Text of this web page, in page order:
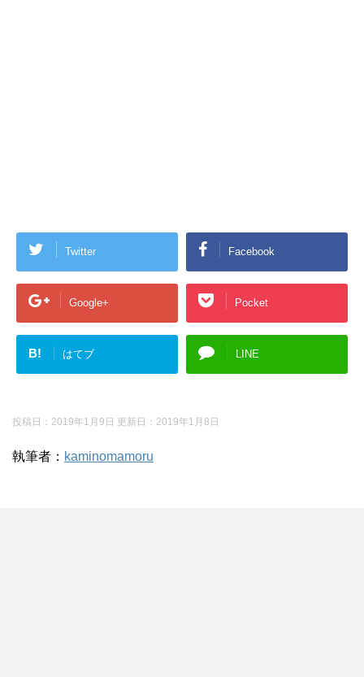
Twitter Facebook
Google+ Pocket
B! はてブ LINE
投稿日：2019年1月9日 更新日： 2019年1月8日
執筆者： kaminomamoru